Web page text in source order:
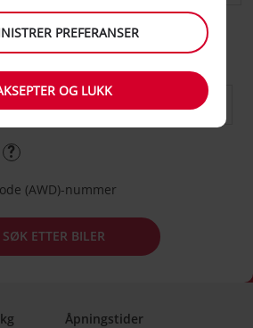
TIL DATO
(AWD)-nummer
SØK ETTER BILER
Åpningstider
PREFERANSER
OG LUKK